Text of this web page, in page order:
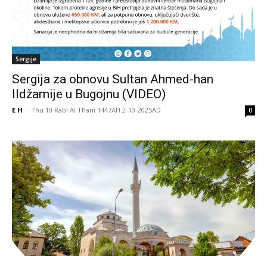
Sergije
Sergija za obnovu Sultan Ahmed-han
IIdžamije u Bugojnu (VIDEO)
E H - Thu 10 Rabi Al Thani 1447AH 2-10-2025AD 0